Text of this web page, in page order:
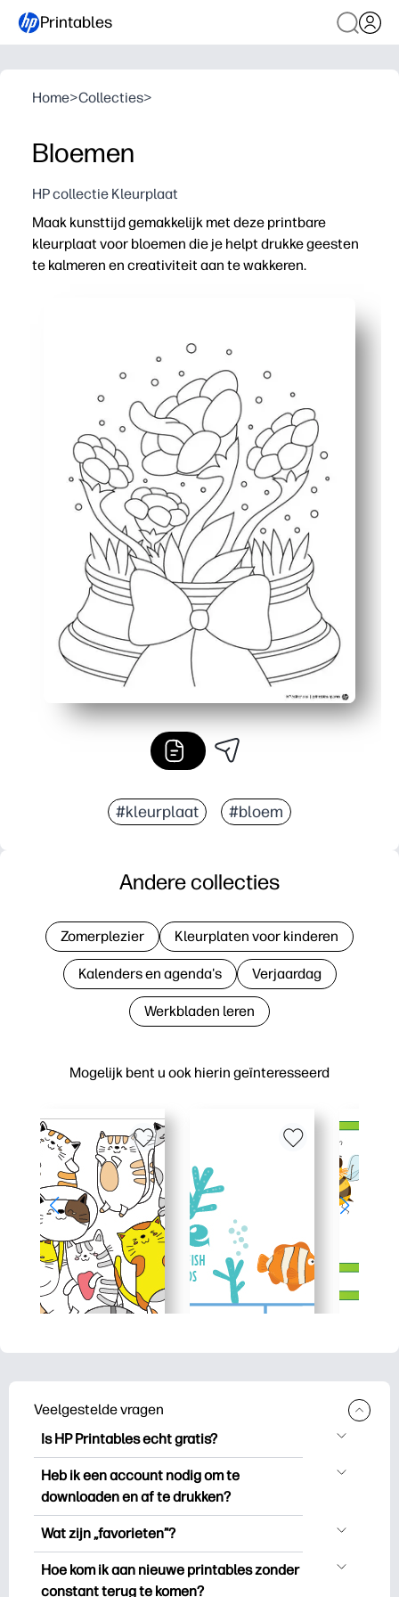
Printables
Home>Collecties>
Bloemen
HP collectie Kleurplaat
Maak kunsttijd gemakkelijk met deze printbare
kleurplaat voor bloemen die je helpt drukke geesten
te kalmeren en creativiteit aan te wakkeren.
Versterkt de fijne motoriek en de potloodgrip terwijl
Bevordert de focus en opmerkzaamheid - perfect
Veelzijdige resultaten: op prikborden weergeven, in
#kleurplaat #bloem
Mogelijk bent u ook hierin geïnteresseerd
Andere collecties
Zomerplezier Kleurplaten voor kinderen
Kalenders en agenda's Verjaardag
Werkbladen leren
Veelgestelde vragen
Is HP Printables echt gratis?
HP Printables biedt meer dan 2.500
gratis printables om te downloaden en
kleurplaten, leuke leerwerkbladen,
knutselwerkjes en kaarten voor speciale
gelegenheden, planners, kalenders en
Heb ik een account nodig om te
downloaden en af te drukken?
Je kunt ontdekken en printen zonder een
account aan te maken. Maar als u zich
aanmeldt, kunt u uw favoriete printables
opslaan en deze gemakkelijk
Wat zijn „favorieten”?
Favorieten is je persoonlijke voorraad
favoriete printables. Als u een bepaald
Hoe kom ik aan nieuwe printables zonder
constant terug te komen?